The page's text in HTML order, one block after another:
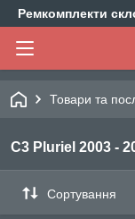
Ремкомплекти
Товари та
C3 Pluriel 2003 -
Сортування